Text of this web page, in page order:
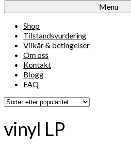
Menu
Shop
Tilstandsvurdering
Vilkår & betingelser
Om oss
Kontakt
Blogg
FAQ
vinyl LP